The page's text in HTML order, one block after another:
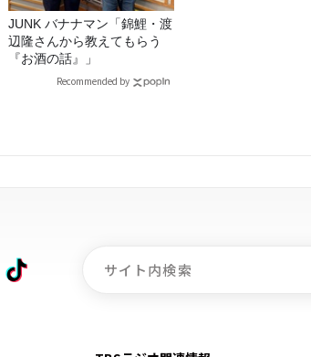
JUNK バナナマン「錦鯉・渡
辺隆さんから教えてもらう
『お酒の話』」
Recommended by